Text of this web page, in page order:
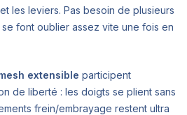
les leviers. Pas besoin de plusieurs
font oublier assez vite une fois en
extensible participent
de liberté : les doigts se plient sans
frein/embrayage restent ultra